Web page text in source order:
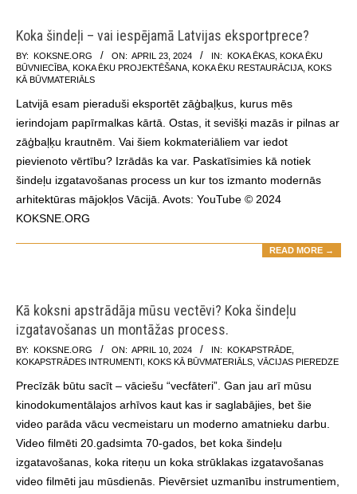
Koka šindeļi – vai iespējamā Latvijas eksportprece?
2024-
04-
BY: KOKSNE.ORG ON: APRIL 23, 2024 IN: KOKA ĒKAS KOKA ĒKU
BŪVNIECĪBA KOKA ĒKU PROJEKTĒŠANA KOKA ĒKU RESTAURĀCIJA KOKS
KĀ BŪVMATERIĀLS
Latvijā esam pieraduši eksportēt zāģbaļķus, kurus mēs
ierindojam papīrmalkas kārtā. Ostas, it sevišķi mazās ir pilnas ar
zāģbaļķu krautnēm. Vai šiem kokmateriāliem var iedot
pievienoto vērtību? Izrādās ka var. Paskatīsimies kā notiek
šindeļu izgatavošanas process un kur tos izmanto modernās
arhitektūras mājokļos Vācijā. Avots: YouTube © 2024
KOKSNE.ORG
READ MORE →
Kā koksni apstrādāja mūsu vectēvi? Koka šindeļu
izgatavošanas un montāžas process.
2024-
04-
10
BY: KOKSNE.ORG ON: APRIL 10, 2024 IN: KOKAPSTRĀDE
KOKAPSTRĀDES INTRUMENTI
KOKS KĀ BŪVMATERIĀLS VĀCIJAS PIEREDZE
Precīzāk būtu sacīt – vāciešu “vecfāteri”. Gan jau arī mūsu
kinodokumentālajos arhīvos kaut kas ir saglabājies, bet šie
video parāda vācu vecmeistaru un moderno amatnieku darbu.
Video filmēti 20.gadsimta 70-gados, bet koka šindeļu
izgatavošanas, koka riteņu un koka strūklakas izgatavošanas
video filmēti jau mūsdienās. Pievērsiet uzmanību instrumentiem,